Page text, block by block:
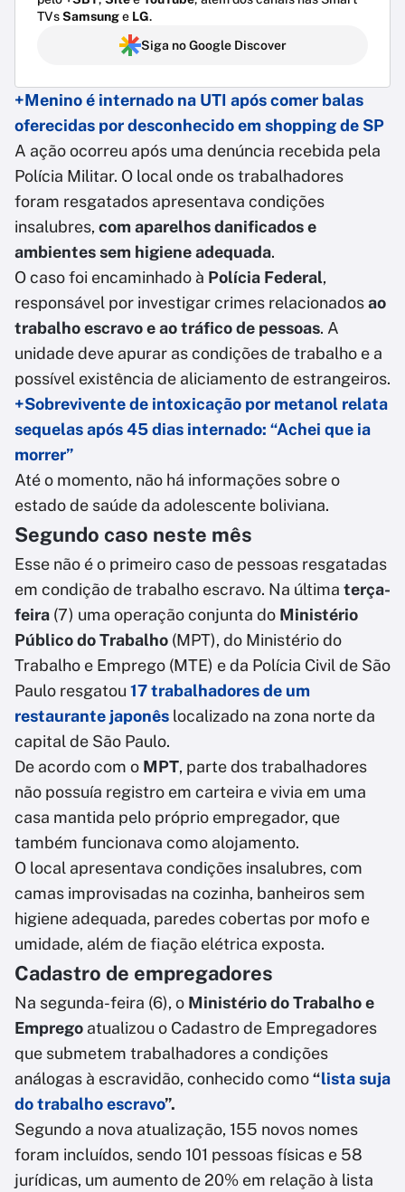
TVsSamsunge LG.
Siga no Google Discover
+Menino é internado na UTI após comer balas
oferecidas por desconhecido em shopping de SP
A ação ocorreu após uma denúncia recebida pela
Polícia Militar. O local onde os trabalhadores
foram resgatados apresentava condições
insalubres, com aparelhos danificados e
ambientes sem higiene adequada.
O caso foi encaminhado à Polícia Federal,
responsável por investigar crimes relacionadosao
trabalho escravo e ao tráfico de pessoas. A
unidade deve apurar as condições de trabalho e a
possível existência de aliciamento de estrangeiros.
+Sobrevivente de intoxicação por metanol relata
sequelas após 45 dias internado: “Achei que ia
morrer”
Até o momento, não há informações sobre o
estado de saúde da adolescente boliviana.
Segundo caso neste mês
Esse não é o primeiro caso de pessoas resgatadas
em condição de trabalho escravo. Na última terça-
feira (7) uma operação conjunta do Ministério
Público do Trabalho (MPT), do Ministério do
Trabalho e Emprego (MTE) e da Polícia Civil de São
Paulo resgatou 17 trabalhadores de um
restaurante japonês localizado na zona norte da
capital de São Paulo.
De acordo com o MPT, parte dos trabalhadores
não possuía registro em carteira e vivia em uma
casa mantida pelo próprio empregador, que
também funcionava como alojamento.
O local apresentava condições insalubres, com
camas improvisadas na cozinha, banheiros sem
higiene adequada, paredes cobertas por mofo e
umidade, além de fiação elétrica exposta.
Cadastro de empregadores
Na segunda-feira (6), o Ministério do Trabalho e
Emprego atualizou o Cadastro de Empregadores
que submetem trabalhadores a condições
análogas à escravidão, conhecido como“lista suja
do trabalho escravo”.
Segundo a nova atualização, 155 novos nomes
foram incluídos, sendo 101 pessoas físicas e 58
jurídicas, um aumento de 20% em relação à lista